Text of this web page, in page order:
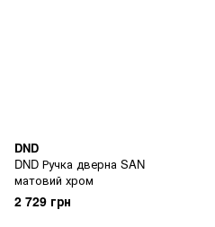
DND
DND Ручка дверна SAN
матовий хром
2 729 грн